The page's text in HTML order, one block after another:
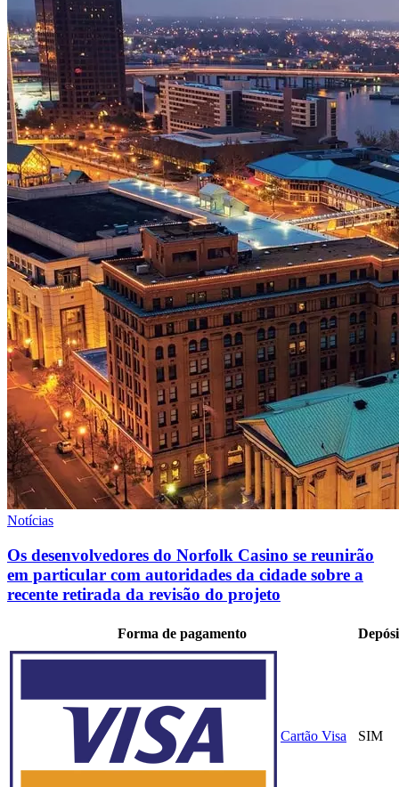
Notícias
Os desenvolvedores do Norfolk Casino se reunirão
em particular com autoridades da cidade sobre a
recente retirada da revisão do projeto
Forma de pagamento
Cartão Visa SIM